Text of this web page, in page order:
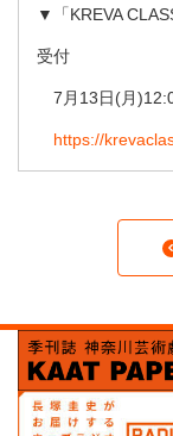
▼「KREVA
受付
7⽉13⽇(⽉
https://